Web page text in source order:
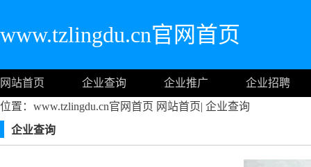
www.tzlingdu.cn官网首页
网站首页 企业查询 企业推广
企业招聘
位置：www.tzlingdu.cn官网首页 网站首页| 企业查询
企业查询